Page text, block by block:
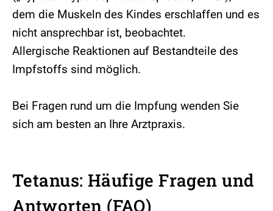
dem die Muskeln des Kindes erschlaffen und es
nicht ansprechbar ist, beobachtet.
Allergische Reaktionen auf Bestandteile des
Impfstoffs sind möglich.
Bei Fragen rund um die Impfung wenden Sie
sich am besten an Ihre Arztpraxis.
Tetanus: Häufige Fragen und
Antworten (FAQ)